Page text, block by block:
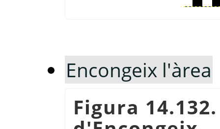
Encongeix l'àrea
Figura